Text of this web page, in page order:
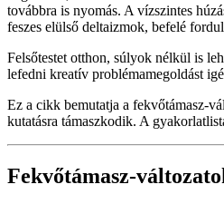
továbbra is nyomás. A vízszintes
feszes elülső deltaizmok, befelé
Felsőtestet otthon, súlyok nélkül is
lefedni kreatív problémamegoldást
Ez a cikk bemutatja a fekvőtámasz-
kutatásra támaszkodik. A
Fekvőtámasz-